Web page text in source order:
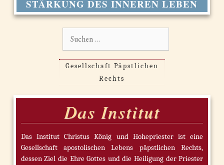
STÄRKUNG DES INNEREN LEBEN
Gesellschaft Päpstlichen
Rechts
Das Institut
Das Institut Christus König und Hohepriester ist eine
Gesellschaft apostolischen Lebens päpstlichen Rechts,
dessen Ziel die Ehre Gottes und die Heiligung der Priester